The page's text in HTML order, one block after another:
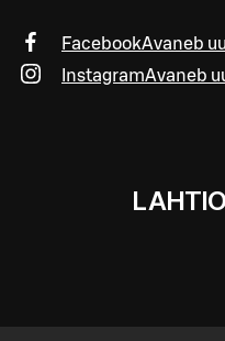
FacebookAvaneb
InstagramAvaneb